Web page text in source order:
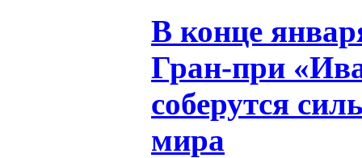
В конце
Гран-при
соберутся
мира